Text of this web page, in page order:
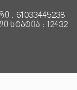
: 61033445238
სტატია : 12432